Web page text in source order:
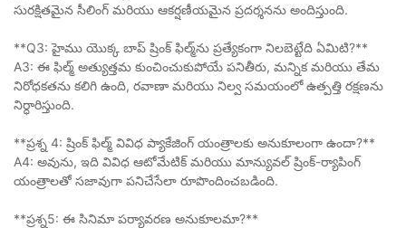
సురక్షితమైన సీలింగ్ మరియు ఆకర్షణీయమైన ప్రదర్శనను అందిస్తుంది.
**Q3: హైము యొక్క బాప్ ష్రింక్ ఫిల్మ్‌ను ప్రత్యేకంగా నిలబెట్టేది ఏమిటి?**
A3: ఈ ఫిల్మ్ అత్యుత్తమ కుంచించుకుపోయే పనితీరు, మన్నిక మరియు తేమ
నిరోధకతను కలిగి ఉంది, రవాణా మరియు నిల్వ సమయంలో ఉత్పత్తి రక్షణను
నిర్ధారిస్తుంది.
**ప్రశ్న 4: ష్రింక్ ఫిల్మ్ వివిధ ప్యాకేజింగ్ యంత్రాలకు అనుకూలంగా ఉందా?**
A4: అవును, ఇది వివిధ ఆటోమేటిక్ మరియు మాన్యువల్ ష్రింక్-ర్యాపింగ్
యంత్రాలతో సజావుగా పనిచేసేలా రూపొందించబడింది.
**ప్రశ్న5: ఈ సినిమా పర్యావరణ అనుకూలమా?**